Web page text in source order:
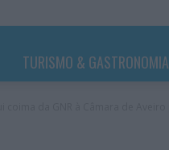
TURISMO & GASTRONOMIA